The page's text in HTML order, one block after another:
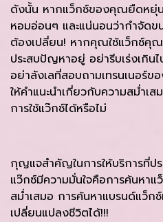
ดังนั้น หากแว็กซ์ของคุณยืดหยุ่
หอมอ่อนๆ และแน่นอนว่ากำจัดข
ต้องเปลี่ยน! หากคุณใช้แว็กซ์คุ
ประสบปัญหาอยู่ อย่ารีบเร่งเกิน
อย่าลังเลที่สอบถามเทรนเนอร์
ให้คำแนะนำเกี่ยวกับความสม่ำเ
การใช้แว๊กซ์ได้หรือไม่
กุญแจสำคัญในการให้บริการที่ปร
แว๊กซ์มีความมั่นใจคือการค้นหาแ
สม่ำเสมอ การค้นหาแบรนด์แว็กซ์
เปลี่ยนแปลงชีวิตได้!!!